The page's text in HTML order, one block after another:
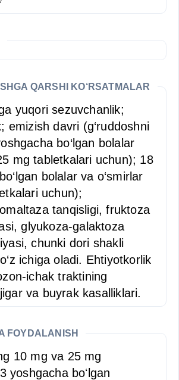
QARSHI KO‘RSATMALAR
yuqori sezuvchanlik;
emizish davri (g‘ruddoshni
bo‘lgan bolalar
mg tabletkalari uchun); 18
bolalar va o‘smirlar
uchun);
tanqisligi, fruktoza
glyukoza-galaktoza
chunki dori shakli
ichiga oladi. Ehtiyotkorlik
ichak traktining
va buyrak kasalliklari.
FOYDALANISH
10 mg va 25 mg
yoshgacha boʻlgan